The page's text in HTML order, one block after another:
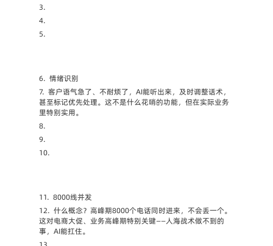
3.
4.
5.
6. 情绪识别
7. 客户语气急了、不耐烦了，AI能听出来，及时调整话术，
甚至标记优先处理。这不是什么花哨的功能，但在实际业务
里特别实用。
8.
9.
10.
11. 8000线并发
12. 什么概念？高峰期8000个电话同时进来，不会丢一个。
这对电商大促、业务高峰期特别关键——人海战术做不到的
事，AI能扛住。